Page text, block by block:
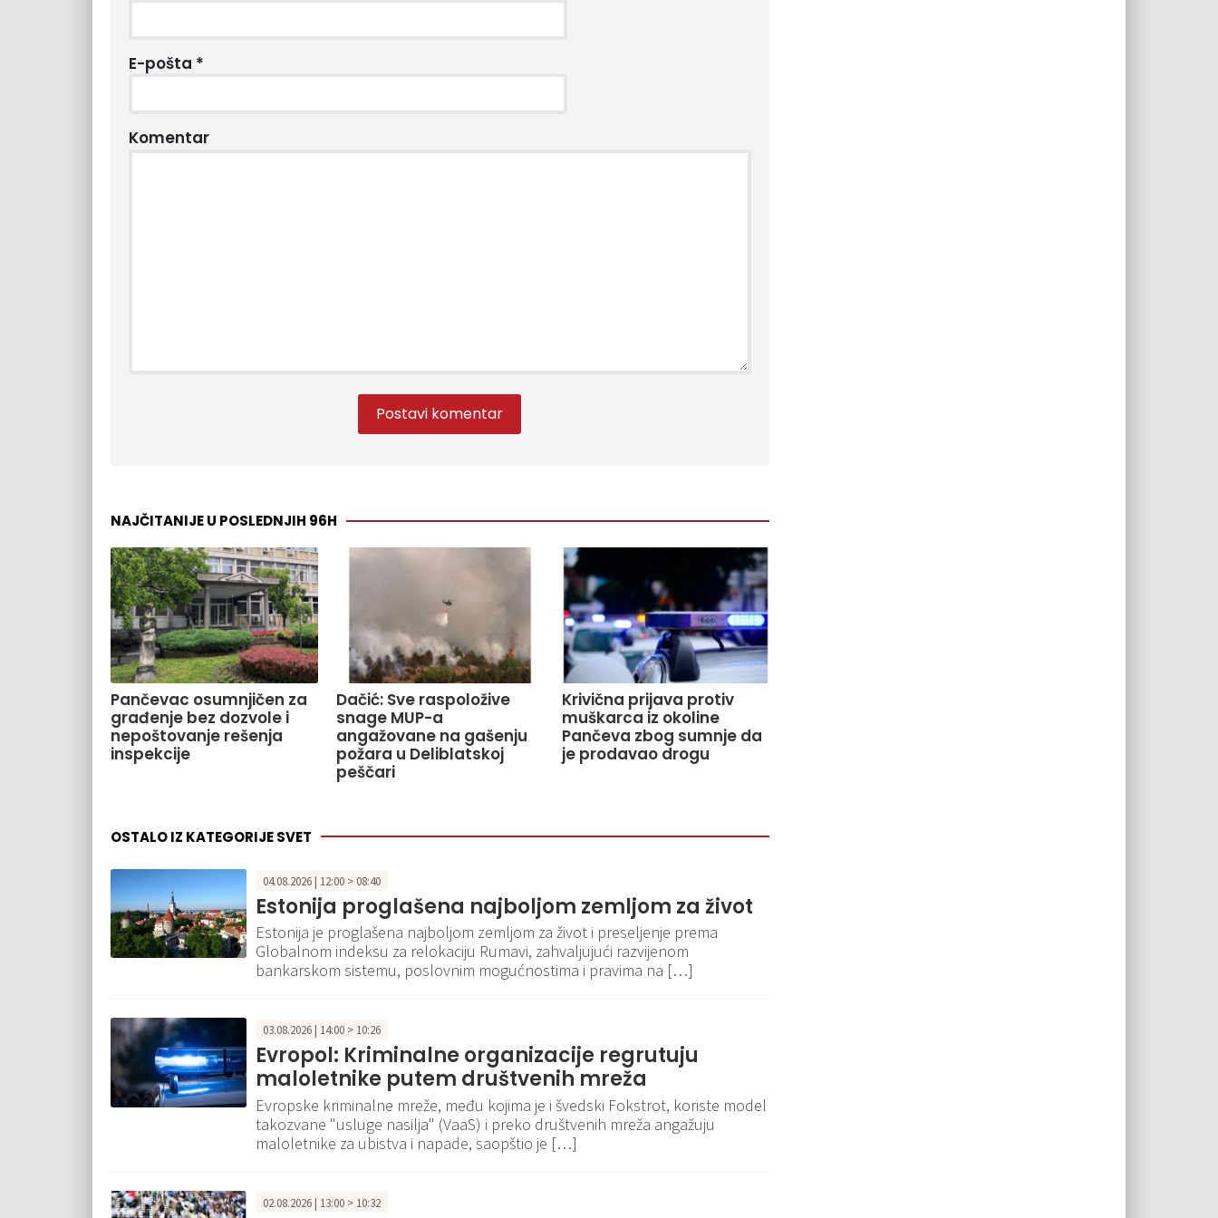
E-pošta *
Komentar
NAJČITANIJE U POSLEDNJIH 96H
Pančevac osumnjičen za
građenje bez dozvole i
nepoštovanje rešenja
inspekcije
Dačić: Sve raspoložive
snage MUP-a
angažovane na gašenju
požara u Deliblatskoj
peščari
Krivična prijava protiv
muškarca iz okoline
Pančeva zbog sumnje da
je prodavao drogu
OSTALO IZ KATEGORIJE SVET
04.08.2026 | 12:00 > 08:40
Estonija proglašena najboljom zemljom za život
Estonija je proglašena najboljom zemljom za život i preseljenje prema
Globalnom indeksu za relokaciju Rumavi, zahvaljujući razvijenom
bankarskom sistemu, poslovnim mogućnostima i pravima na […]
03.08.2026 | 14:00 > 10:26
Evropol: Kriminalne organizacije regrutuju
maloletnike putem društvenih mreža
Evropske kriminalne mreže, među kojima je i švedski Fokstrot, koriste model
takozvane "usluge nasilja" (VaaS) i preko društvenih mreža angažuju
maloletnike za ubistva i napade, saopštio je […]
02.08.2026 | 13:00 > 10:32